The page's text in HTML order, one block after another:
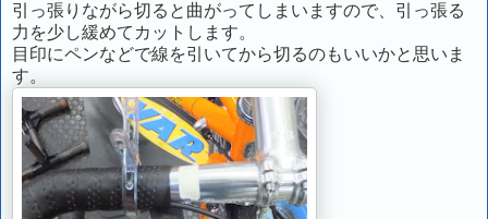
引っ張りながら切ると曲がってしまいますので、引っ張る
力を少し緩めてカットします。
目印にペンなどで線を引いてから切るのもいいかと思いま
す。